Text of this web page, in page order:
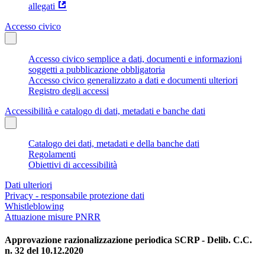
allegati
Accesso civico
Accesso civico semplice a dati, documenti e informazioni
soggetti a pubblicazione obbligatoria
Accesso civico generalizzato a dati e documenti ulteriori
Registro degli accessi
Accessibilità e catalogo di dati, metadati e banche dati
Catalogo dei dati, metadati e della banche dati
Regolamenti
Obiettivi di accessibilità
Dati ulteriori
Privacy - responsabile protezione dati
Whistleblowing
Attuazione misure PNRR
Approvazione razionalizzazione periodica SCRP - Delib. C.C.
n. 32 del 10.12.2020